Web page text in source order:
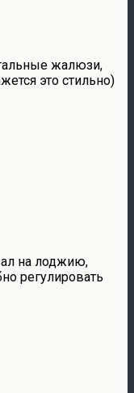
жалюзи,
это стильно)
на лоджию,
регулировать